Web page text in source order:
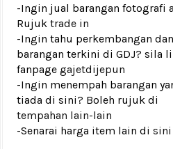
-Ingin jual barangan fotografi
Rujuk trade in
-Ingin tahu perkembangan dan
barangan terkini di GDJ? sila
fanpage gajetdijepun
-Ingin menempah barangan
tiada di sini? Boleh rujuk di
tempahan lain-lain
-Senarai harga item lain di sini